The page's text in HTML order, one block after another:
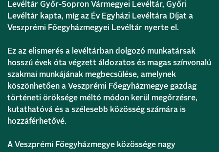
Levéltár Győr-Sopron Vármegyei Levéltár, Győri
Levéltár kapta, míg az Év Egyházi Levéltára Díjat a
Veszprémi Főegyházmegyei Levéltár nyerte el.
Ez az elismerés a levéltárban dolgozó munkatársak
hosszú évek óta végzett áldozatos és magas színvonalú
szakmai munkájának megbecsülése, amelynek
köszönhetően a Veszprémi Főegyházmegye gazdag
történeti öröksége méltó módon kerül megőrzésre,
kutathatóvá és a szélesebb közösség számára is
hozzáférhetővé.
A Veszprémi Főegyházmegye közössége nagy